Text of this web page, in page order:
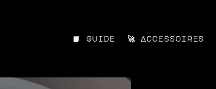
📙 Guide 🚀 Accessoires